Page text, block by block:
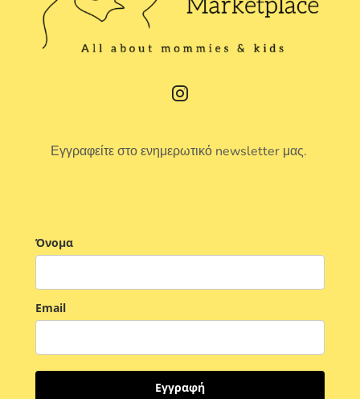
Εγγραφείτε στο ενημερωτικό newsletter μας.
Όνομα
Email
Εγγραφή